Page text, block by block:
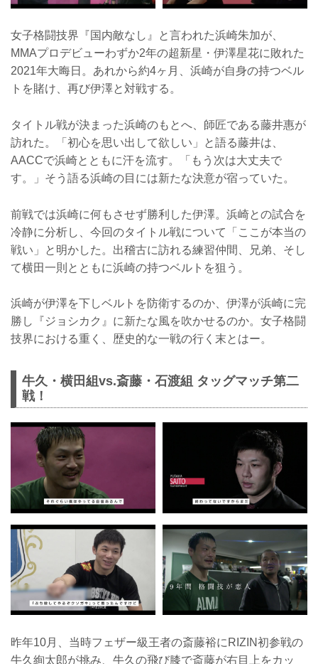
女子格闘技界『国内敵なし』と言われた浜崎朱加が、
MMAプロデビューわずか2年の超新星・伊澤星花に敗れた
2021年大晦日。あれから約4ヶ月、浜崎が自身の持つベル
トを賭け、再び伊澤と対戦する。
タイトル戦が決まった浜崎のもとへ、師匠である藤井惠が
訪れた。「初心を思い出して欲しい」と語る藤井は、
AACCで浜崎とともに汗を流す。「もう次は大丈夫で
す。」そう語る浜崎の目には新たな決意が宿っていた。
前戦では浜崎に何もさせず勝利した伊澤。浜崎との試合を
冷静に分析し、今回のタイトル戦について「ここが本当の
戦い」と明かした。出稽古に訪れる練習仲間、兄弟、そし
て横田一則とともに浜崎の持つベルトを狙う。
浜崎が伊澤を下しベルトを防衛するのか、伊澤が浜崎に完
勝し『ジョシカク』に新たな風を吹かせるのか。女子格闘
技界における重く、歴史的な一戦の行く末とはー。
牛久・横田組vs.斎藤・石渡組 タッグマッチ第二
戦！
昨年10月、当時フェザー級王者の斎藤裕にRIZIN初参戦の
牛久絢太郎が挑み、牛久の飛び膝で斎藤が右目上をカッ